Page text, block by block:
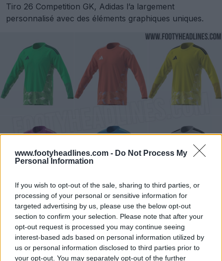
www.footyheadlines.com - Do Not Process My
Personal Information
If you wish to opt-out of the sale, sharing to third parties, or
processing of your personal or sensitive information for
targeted advertising by us, please use the below opt-out
section to confirm your selection. Please note that after your
opt-out request is processed you may continue seeing
interest-based ads based on personal information utilized by
us or personal information disclosed to third parties prior to
your opt-out. You may separately opt-out of the further
Tiro 26 Competition GK, Adidas l’a largement
personnalisé avec des éléments graphiques uniques.
La couleur de base vert vif et le motif géométrique
dense et dispersé qui recouvre le devant du maillot
s’inspirent directement et clairement de l’emblématique
maillot de gardien de but de Liverpool de 1898 à 1891,